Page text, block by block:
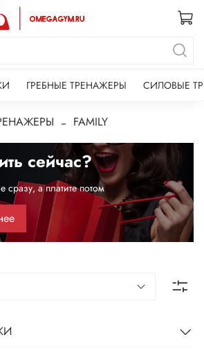
ГРЕБНЫЕ ТРЕНАЖЕРЫ СИЛОВЫЕ
FAMILY
сейчас?
сразу, а платите потом